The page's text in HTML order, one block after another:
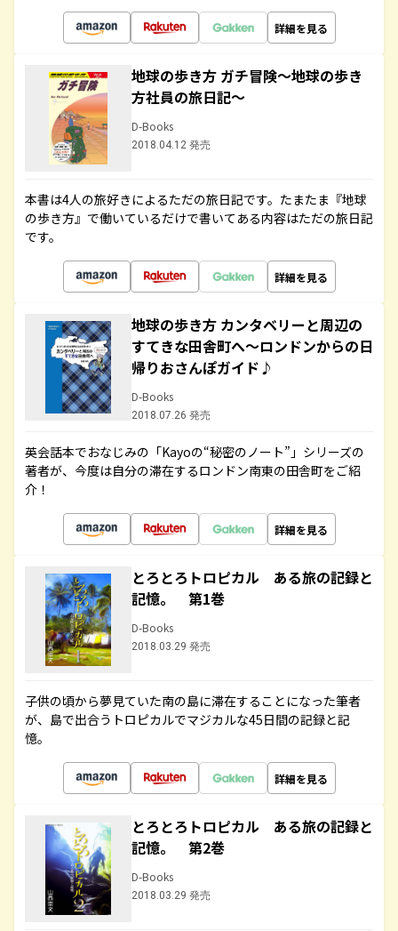
詳細を見る
地球の歩き方 ガチ冒険～地球の歩き
方社員の旅日記～
D-Books
2018.04.12 発売
本書は4人の旅好きによるただの旅日記です。たまたま『地球
の歩き方』で働いているだけで書いてある内容はただの旅日記
です。
詳細を見る
地球の歩き方 カンタベリーと周辺の
すてきな田舎町へ～ロンドンからの日
帰りおさんぽガイド♪
D-Books
2018.07.26 発売
英会話本でおなじみの「Kayoの“秘密のノート”」シリーズの
著者が、今度は自分の滞在するロンドン南東の田舎町をご紹
介！
詳細を見る
とろとろトロピカル ある旅の記録と
記憶。 第1巻
D-Books
2018.03.29 発売
子供の頃から夢見ていた南の島に滞在することになった筆者
が、島で出合うトロピカルでマジカルな45日間の記録と記
憶。
詳細を見る
とろとろトロピカル ある旅の記録と
記憶。 第2巻
D-Books
2018.03.29 発売